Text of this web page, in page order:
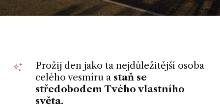
Prožij den jako ta nejdůležitější osoba
celého vesmíru a staň se
středobodem Tvého vlastního
světa.